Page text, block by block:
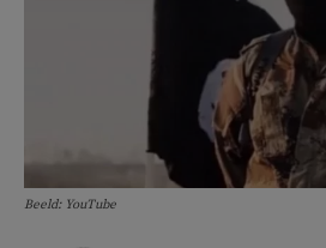
Beeld: YouTube